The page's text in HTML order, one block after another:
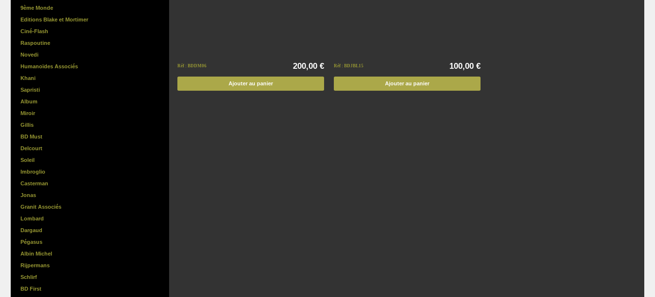
9ème Monde
Editions Blake et Mortimer
Ciné-Flash
Raspoutine
Novedi
Humanoïdes Associés
Khani
Sapristi
Album
Miroir
Gillis
BD Must
Delcourt
Soleil
Imbroglio
Casterman
Jonas
Granit Associés
Lombard
Dargaud
Pégasus
Albin Michel
Rijpermans
Schlirf
BD First
Réf : BDDM06 200,00 €
Ajouter au panier
Réf : BDJBL15 100,00 €
Ajouter au panier